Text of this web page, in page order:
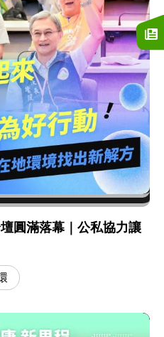
圓滿落幕｜公私協力讓